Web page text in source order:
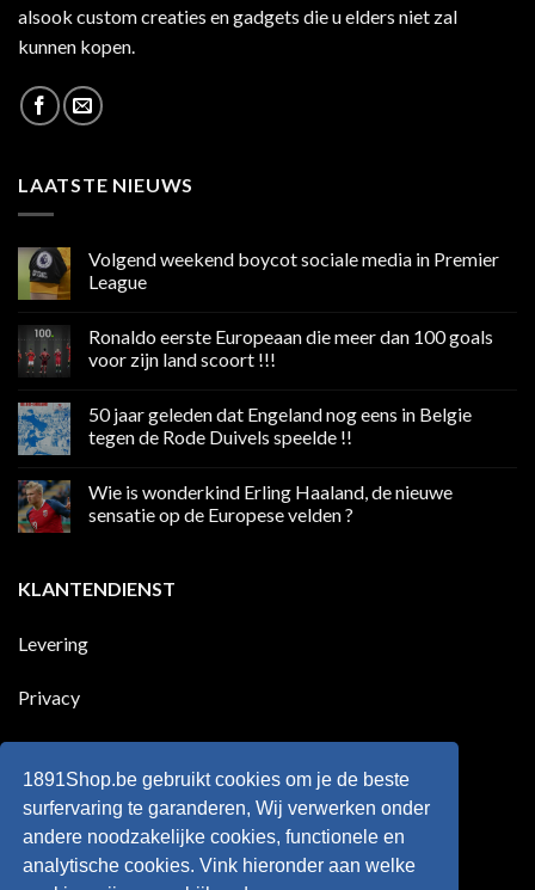
alsook custom creaties en gadgets die u elders niet zal
kunnen kopen.
LAATSTE NIEUWS
Volgend weekend boycot sociale media in Premier
League
op
weekend
media
in
Premier
Ronaldo eerste Europeaan die meer dan 100 goals
voor zijn land scoort !!!
op
Ronaldo
eerste
meer
100
land
scoort
50 jaar geleden dat Engeland nog eens in Belgie
tegen de Rode Duivels speelde !!
op
jaar
nog
eens
tegen
Wie is wonderkind Erling Haaland, de nieuwe
sensatie op de Europese velden ?
Wie
is
Haaland,
Europese
KLANTENDIENST
Levering
Privacy
Retourneren
Algemene voorwaarden
1891Shop.be gebruikt cookies om je de beste
surfervaring te garanderen, Wij verwerken onder
andere noodzakelijke cookies, functionele en
analytische cookies. Vink hieronder aan welke